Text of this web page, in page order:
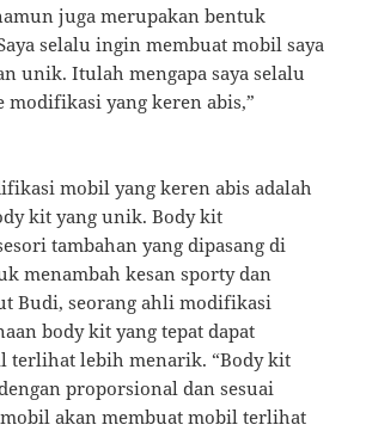
juga merupakan bentuk
selalu ingin membuat mobil saya
unik. Itulah mengapa saya selalu
modifikasi yang keren abis,”
mobil yang keren abis adalah
kit yang unik. Body kit
tambahan yang dipasang di
menambah kesan sporty dan
Budi, seorang ahli modifikasi
body kit yang tepat dapat
terlihat lebih menarik. “Body kit
proporsional dan sesuai
akan membuat mobil terlihat